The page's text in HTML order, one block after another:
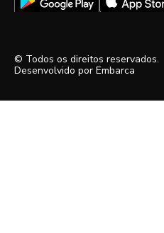
© Todos os direitos reservados.
Desenvolvido por Embarca